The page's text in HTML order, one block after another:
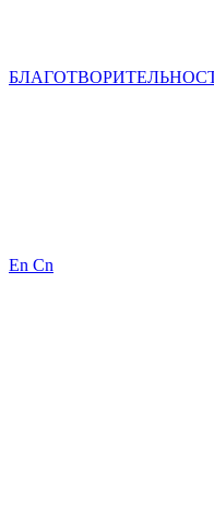
En Cn